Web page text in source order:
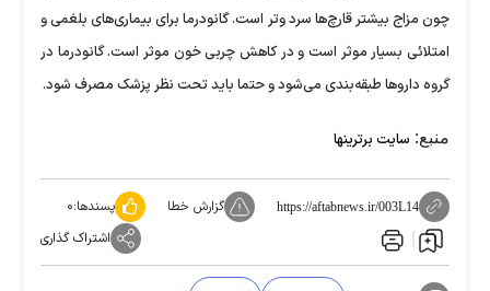
چون مزاج بیشتر قارچ‌ها سرد و‌تر است. گانودرما برای بیماری‌های بلغمی و
امتلائی بسیار موثر است و در کاهش چربی خون موثر است. گانودرما در
گروه دارو‌ها طبقه‌بندی می‌شود و حتما باید تحت نظر پزشک مصرف شود.
منبع: سایت برترینها
https://aftabnews.ir/003L14 گزارش خطا پسندها:۰
اشتراک گذاری